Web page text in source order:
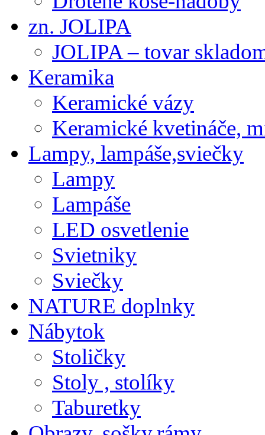
zn. JOLIPA
JOLIPA – tovar
Keramika
Keramické vázy
Keramické kvetináče,
Lampy, lampáše,sviečky
Lampy
Lampáše
LED osvetlenie
Svietniky
Sviečky
NATURE doplnky
Nábytok
Stoličky
Stoly , stolíky
Taburetky